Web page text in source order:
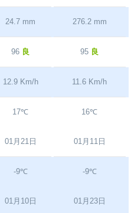
24.7 mm 276.2 mm
96 良 95 良
12.9 Km/h 11.6 Km/h
17℃
01月21日
16℃
01月11日
-9℃
01月10日
-9℃
01月23日